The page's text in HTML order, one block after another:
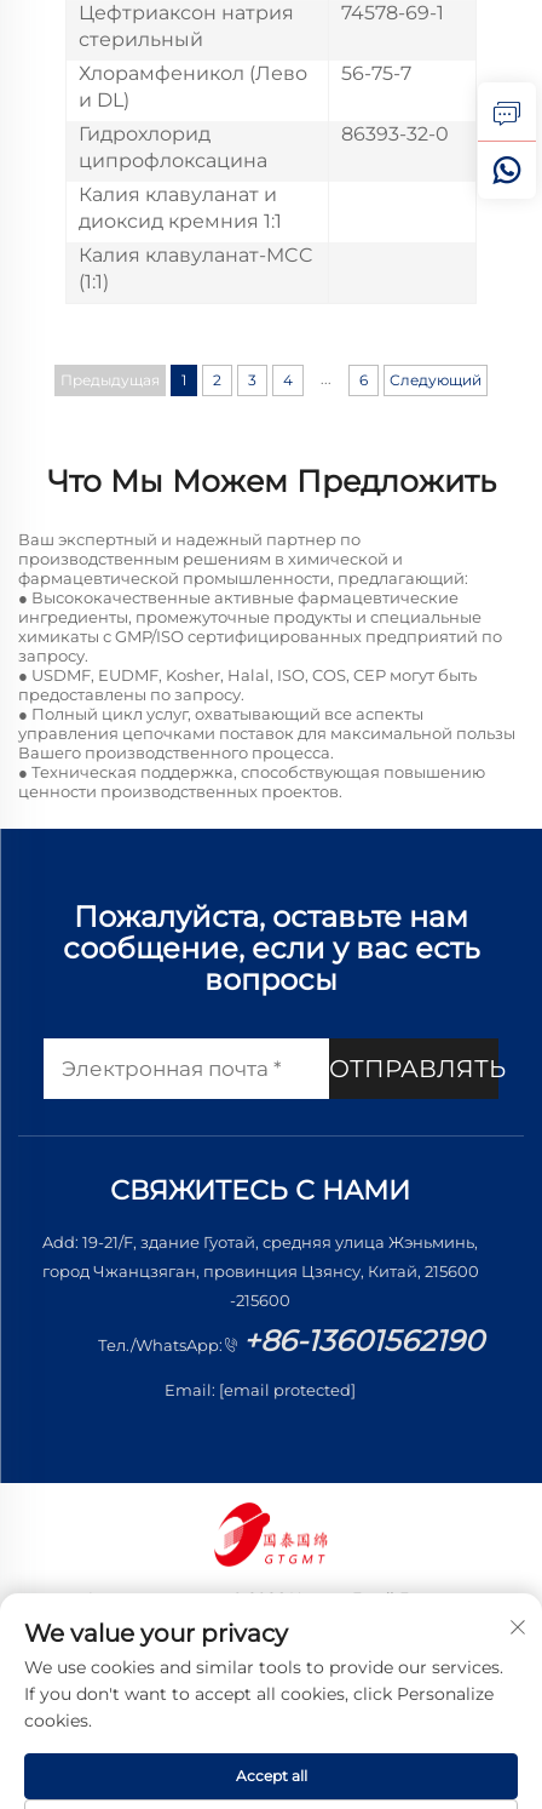
Цефтриаксон натрия
стерильный
74578-69-1
Хлорамфеникол (Лево
и DL)
56-75-7
Гидрохлорид
ципрофлоксацина
86393-32-0
Калия клавуланат и
диоксид кремния 1:1
Калия клавуланат-MCC
(1:1)
Предыдущая 1 2 3 4 ... 6 Следующий
Что Мы Можем Предложить
Ваш экспертный и надежный партнер по
производственным решениям в химической и
фармацевтической промышленности, предлагающий:
● Высококачественные активные фармацевтические
ингредиенты, промежуточные продукты и специальные
химикаты с GMP/ISO сертифицированных предприятий по
запросу.
● USDMF, EUDMF, Kosher, Halal, ISO, COS, CEP могут быть
предоставлены по запросу.
● Полный цикл услуг, охватывающий все аспекты
управления цепочками поставок для максимальной пользы
Вашего производственного процесса.
● Техническая поддержка, способствующая повышению
ценности производственных проектов.
Пожалуйста, оставьте нам
сообщение, если у вас есть
вопросы
ОТПРАВЛЯТЬ
СВЯЖИТЕСЬ С НАМИ
Add: 19-21/F, здание Гуотай, средняя улица Жэньминь,
город Чжанцзяган, провинция Цзянсу, Китай, 215600
-215600
Тел./WhatsApp: +86-13601562190
Email: [email protected]
Авторские права © 2026 Цзянсу Готай Гоминь
Трейдинг Ко., Лтд. Все права защищены
Политика конфиденциальности
We value your privacy
We use cookies and similar tools to provide our services.
If you don't want to accept all cookies, click Personalize
cookies.
Accept all